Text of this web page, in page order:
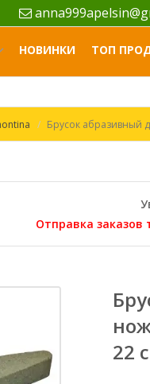
НОВИНКИ ТОП
Брусок абразивный
Отправка заказов
22